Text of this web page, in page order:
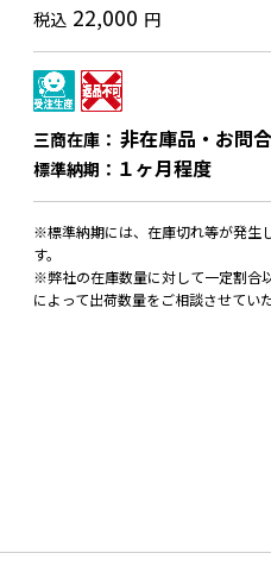
税込 22,000 円
三商在庫： 非在庫品・お問
標準納期： １ヶ月程度
※標準納期には、在庫切れ等が発生
す。
※弊社の在庫数量に対して一定割合
によって出荷数量をご相談させてい